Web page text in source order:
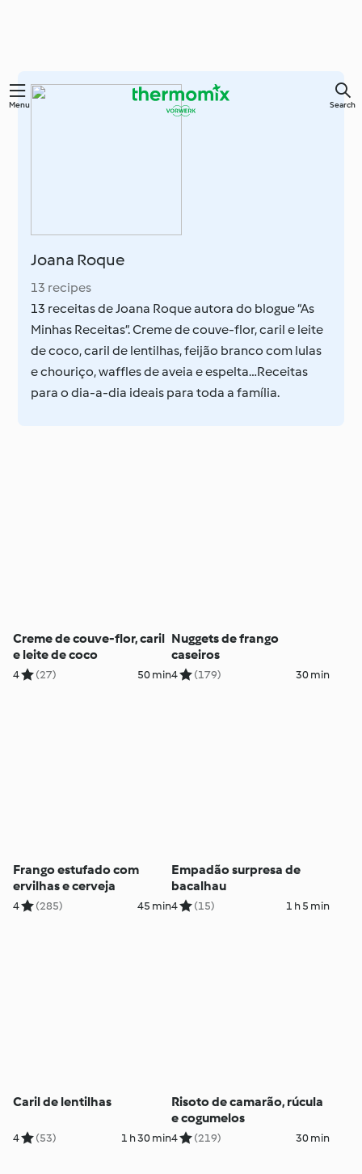
Skip
Menu Search
Joana Roque
13 recipes
13 receitas de Joana Roque autora do blogue “As
Minhas Receitas”. Creme de couve-flor, caril e leite
de coco, caril de lentilhas, feijão branco com lulas
e chouriço, waffles de aveia e espelta…Receitas
para o dia-a-dia ideais para toda a família.
Creme de couve-flor, caril
e leite de coco
4 (27) 50 min
Nuggets de frango
caseiros
4 (179) 30 min
Frango estufado com
ervilhas e cerveja
4 (285) 45 min
Empadão surpresa de
bacalhau
4 (15) 1 h 5 min
Caril de lentilhas
4 (53) 1 h 30 min
Risoto de camarão, rúcula
e cogumelos
4 (219) 30 min